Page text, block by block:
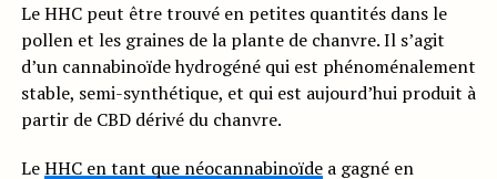
Le HHC peut être trouvé en petites quantités dans le
pollen et les graines de la plante de chanvre. Il s’agit
d’un cannabinoïde hydrogéné qui est phénoménalement
stable, semi-synthétique, et qui est aujourd’hui produit à
partir de CBD dérivé du chanvre.
LeHHC en tant que néocannabinoïdea gagné en